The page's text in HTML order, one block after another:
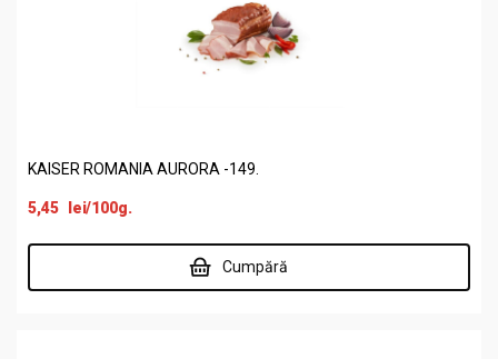
KAISER ROMANIA AURORA -149.
5,45 lei/100g.
Cumpără